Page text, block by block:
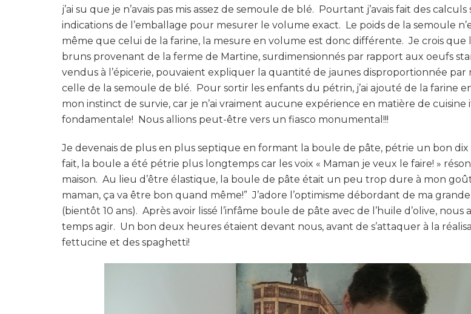
j’ai su que je n’avais pas mis assez de semoule de blé. Pourtant j’avais fait des calculs
indications de l’emballage pour mesurer le volume exact. Le poids de la semoule
même que celui de la farine, la mesure en volume est donc différente. Je crois que
bruns provenant de la ferme de Martine, surdimensionnés par rapport aux oeufs
vendus à l’épicerie, pouvaient expliquer la quantité de jaunes disproportionnée par
celle de la semoule de blé. Pour sortir les enfants du pétrin, j’ai ajouté de la farine
mon instinct de survie, car je n’ai vraiment aucune expérience en matière de cuisine
fondamentale! Nous allions peut-être vers un fiasco monumental!!!
Je devenais de plus en plus septique en formant la boule de pâte, pétrie un bon
fait, la boule a été pétrie plus longtemps car les voix « Maman je veux le faire! »
maison. Au lieu d’être élastique, la boule de pâte était un peu trop dure à mon
maman, ça va être bon quand même!” J’adore l’optimisme débordant de ma
(bientôt 10 ans). Après avoir lissé l’infâme boule de pâte avec de l’huile d’olive, nous
temps agir. Un bon deux heures étaient devant nous, avant de s’attaquer à la
fettucine et des spaghetti!